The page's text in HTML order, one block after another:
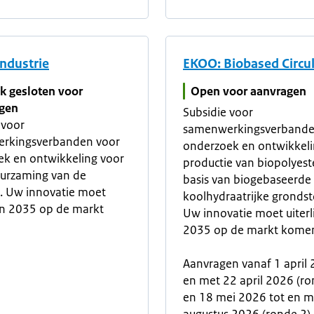
gesloten voor
voor
en ontwikkeling voor
van de
Uw innovatie moet
2035 op de markt
EKOO: Biobased
Open voor aanvragen
Subsidie voor
onderzoek en
productie van
basis van biogebaseerde
koolhydraatrijke
Uw innovatie moet
2035 op de markt
Aanvragen vanaf 1 april
en met 22 april 2026
en 18 mei 2026 tot en